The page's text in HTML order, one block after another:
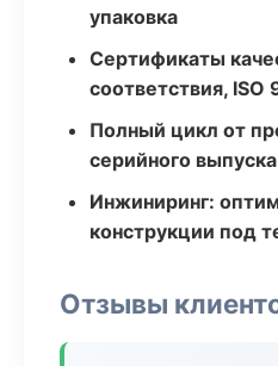
упаковка
Сертификаты
соответствия, ISO
Полный цикл от
серийного выпуска
Инжиниринг:
конструкции под
Отзывы